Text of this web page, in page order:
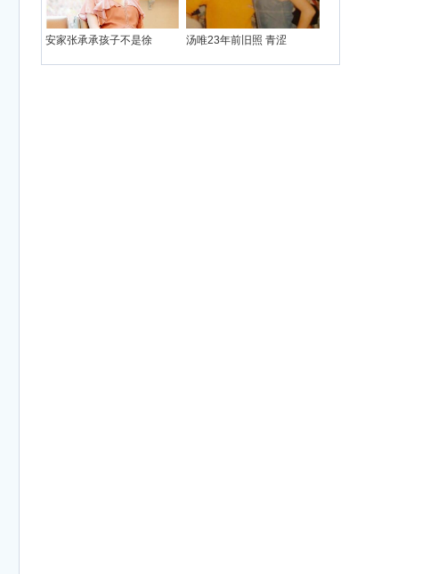
安家张承承孩子不是徐 汤唯23年前旧照 青涩